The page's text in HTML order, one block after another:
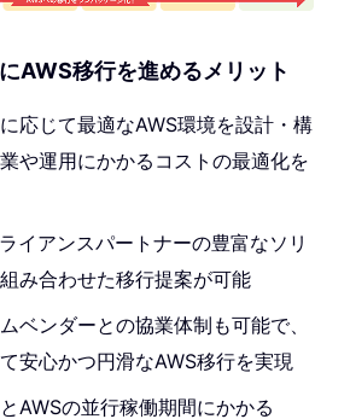
AWS移行を進めるメリット
応じて最適なAWS環境を設計・構
や運用にかかるコストの最適化を
イアンスパートナーの豊富なソリ
み合わせた移行提案が可能
ベンダーとの協業体制も可能で、
安心かつ円滑なAWS移行を実現
AWSの並行稼働期間にかかる